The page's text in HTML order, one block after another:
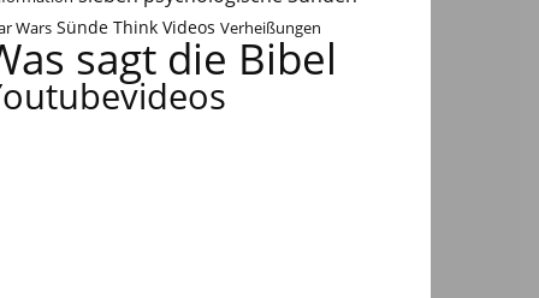
Wars Sünde Think Videos Verheißungen
sagt die Bibel